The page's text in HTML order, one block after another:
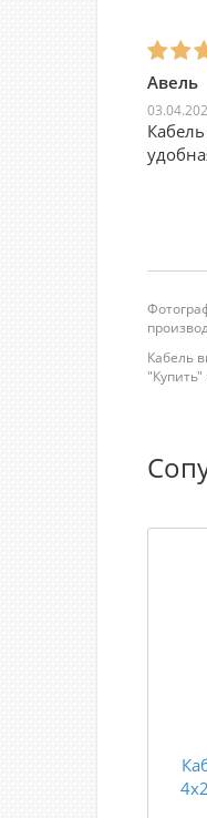
Авель
Кабель